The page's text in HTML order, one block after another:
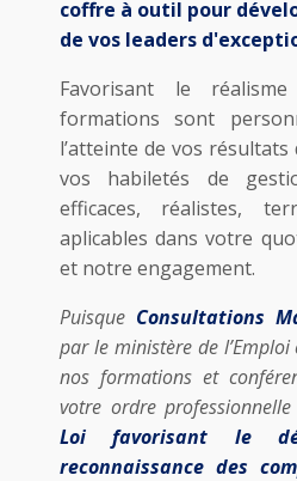
coffre à outil pour
de vos leaders
Favorisant le
formations sont
l’atteinte de vos
vos habiletés de
efficaces, réalistes,
aplicables dans votre
et notre engagement.
Puisque Consultations
par le ministère de
nos formations et
votre ordre
Loi favorisant le
reconnaissance des